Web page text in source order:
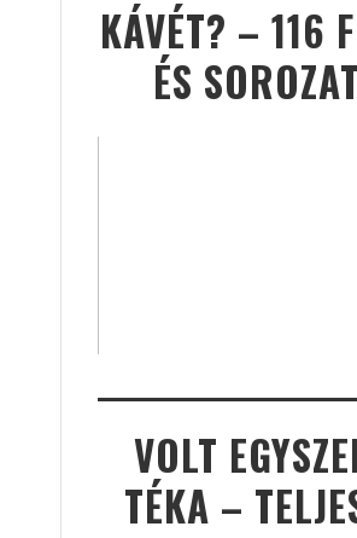
KÁVÉT? – 116
ÉS
VOLT
TÉKA –